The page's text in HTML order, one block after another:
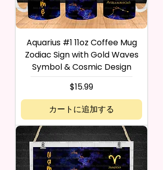
Aquarius #1 11oz Coffee Mug
Zodiac Sign with Gold Waves
Symbol & Cosmic Design
価格
$15.99
カートに追加する